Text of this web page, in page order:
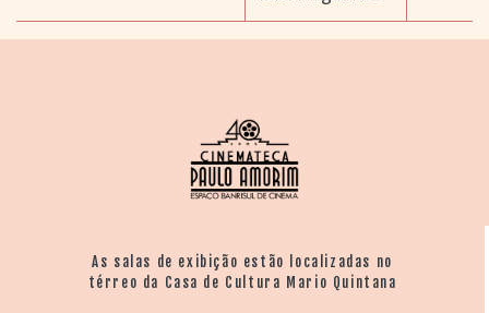
As salas de exibição estão localizadas no
térreo da Casa de Cultura Mario Quintana